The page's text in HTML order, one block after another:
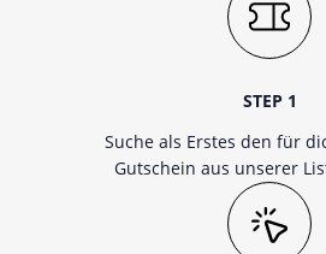
STEP 1
Suche als Erstes den für
Gutschein aus unserer